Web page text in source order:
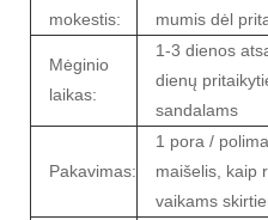
mokestis:
mumis dėl
Mėginio
laikas:
1-3 dienos
dienų
sandalams
Pakavimas:
1 pora /
maišelis, kaip
vaikams